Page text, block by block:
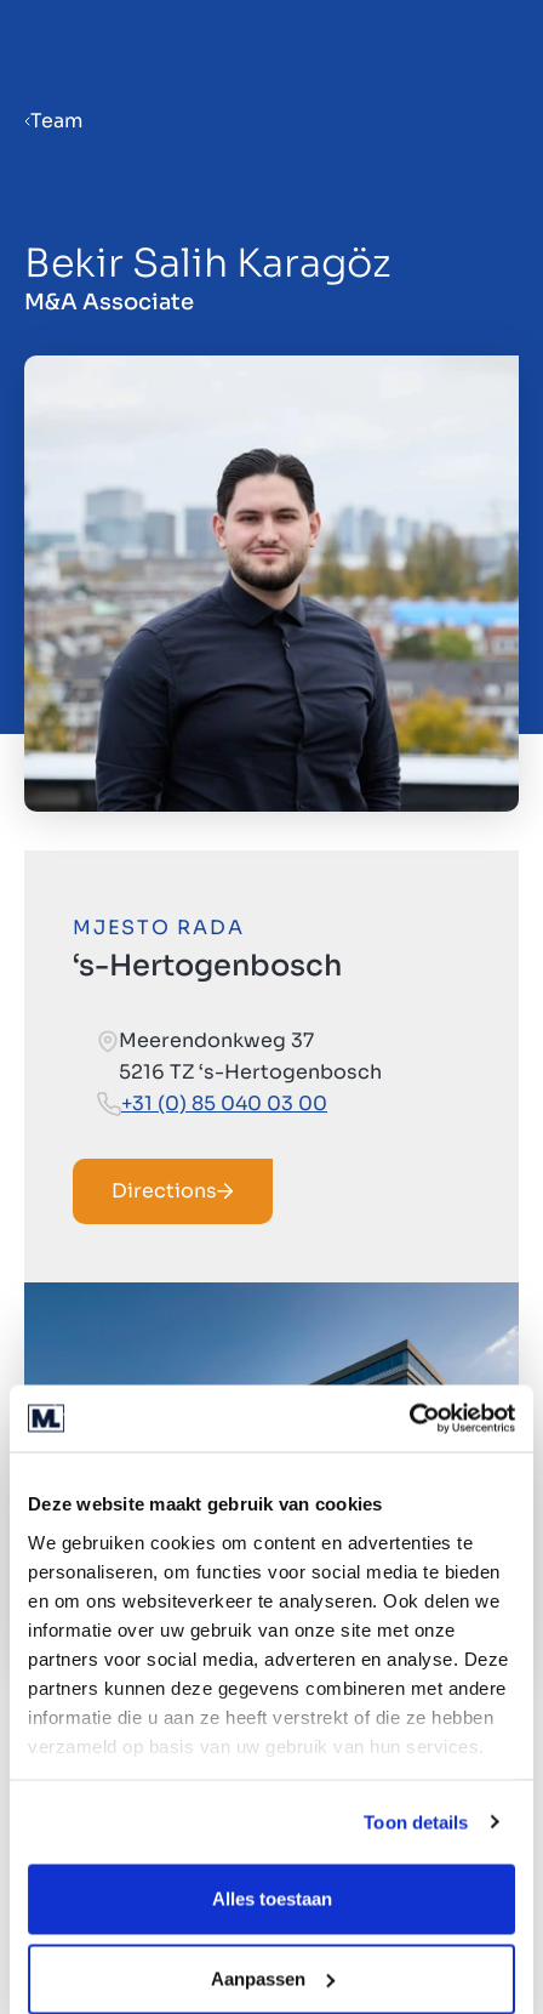
Deze website maakt gebruik van cookies
We gebruiken cookies om content en advertenties te
personaliseren, om functies voor social media te bieden
en om ons websiteverkeer te analyseren. Ook delen we
informatie over uw gebruik van onze site met onze
partners voor social media, adverteren en analyse. Deze
partners kunnen deze gegevens combineren met andere
informatie die u aan ze heeft verstrekt of die ze hebben
verzameld op basis van uw gebruik van hun services.
Toon details
Alles toestaan
Aanpassen
Prodaja poduzeća
O nama
Kontakt
HR
Team
Bekir Salih Karagöz
M&A Associate
MJESTO RADA
‘s-Hertogenbosch
Meerendonkweg 37
5216 TZ ‘s-Hertogenbosch
+31 (0) 85 040 03 00
Directions
Ostali zaposlenici